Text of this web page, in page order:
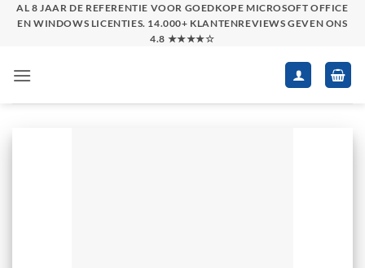
SkipAL 8 JAAR DE REFERENTIE VOOR GOEDKOPE MICROSOFT OFFICE
EN WINDOWS LICENTIES. 14.000+ KLANTENREVIEWS GEVEN ONS
4.8 ★★★★☆